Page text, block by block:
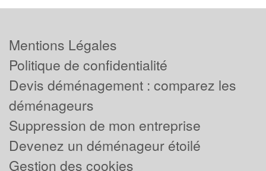
Mentions Légales
Politique de confidentialité
Devis déménagement : comparez les
déménageurs
Suppression de mon entreprise
Devenez un déménageur étoilé
Gestion des cookies